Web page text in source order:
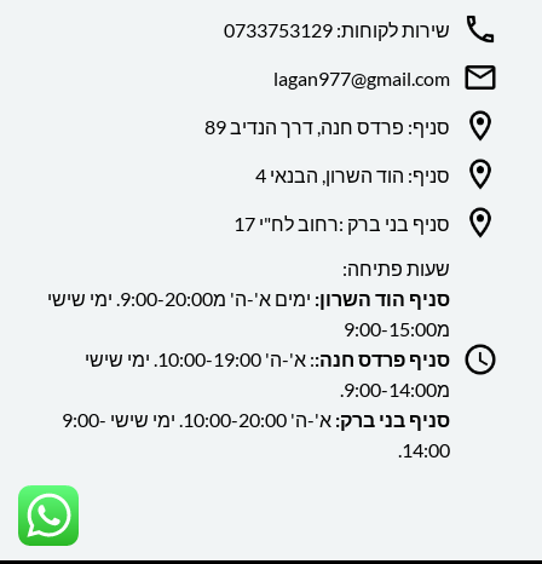
שירות לקוחות: 0733753129
lagan977@gmail.com
סניף: פרדס חנה, דרך הנדיב 89
סניף: הוד השרון, הבנאי 4
סניף בני ברק :רחוב לח"י 17
שעות פתיחה:
סניף הוד השרון:
ימים א'-ה' מ9:00-20:00. ימי שישי
מ9:00-15:00
סניף פרדס חנה:
: א'-ה' 10:00-19:00. ימי שישי
מ9:00-14:00.
סניף בני ברק:
א'-ה' 10:00-20:00. ימי שישי 9:00-
14:00.